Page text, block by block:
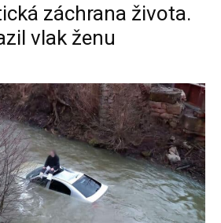
záchrana života.
vlak ženu